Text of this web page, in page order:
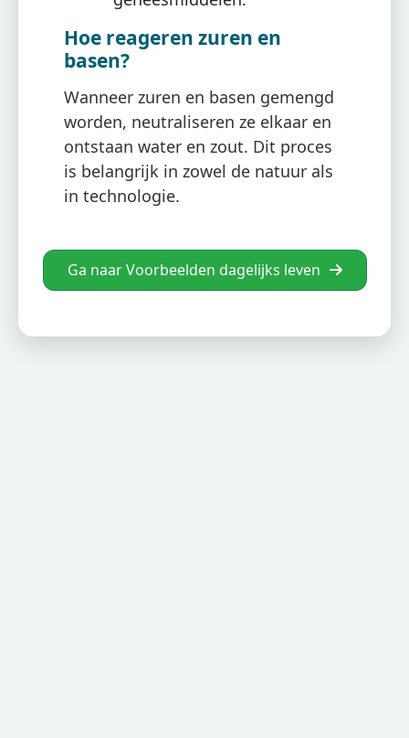
Hoe reageren zuren en
basen?
Wanneer zuren en basen gemengd
worden, neutraliseren ze elkaar en
ontstaan water en zout. Dit proces
is belangrijk in zowel de natuur als
in technologie.
Ga naar Voorbeelden dagelijks leven